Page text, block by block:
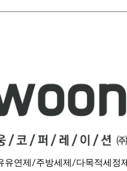
유연제/주방세제/다목적세정제